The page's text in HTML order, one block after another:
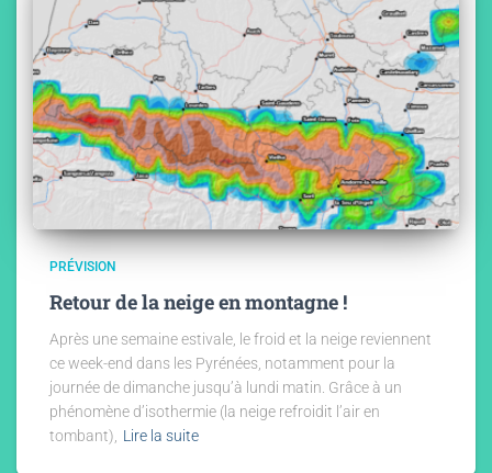
PRÉVISION
Retour de la neige en montagne !
Après une semaine estivale, le froid et la neige reviennent
ce week-end dans les Pyrénées, notamment pour la
journée de dimanche jusqu’à lundi matin. Grâce à un
phénomène d’isothermie (la neige refroidit l’air en
tombant), Lire la suite